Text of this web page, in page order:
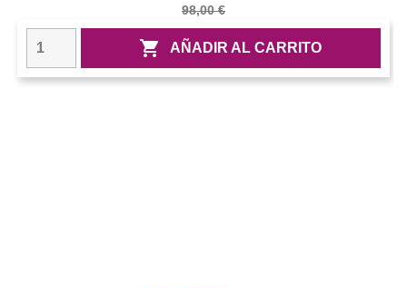
98,00 €
 AÑADIR AL CARRITO